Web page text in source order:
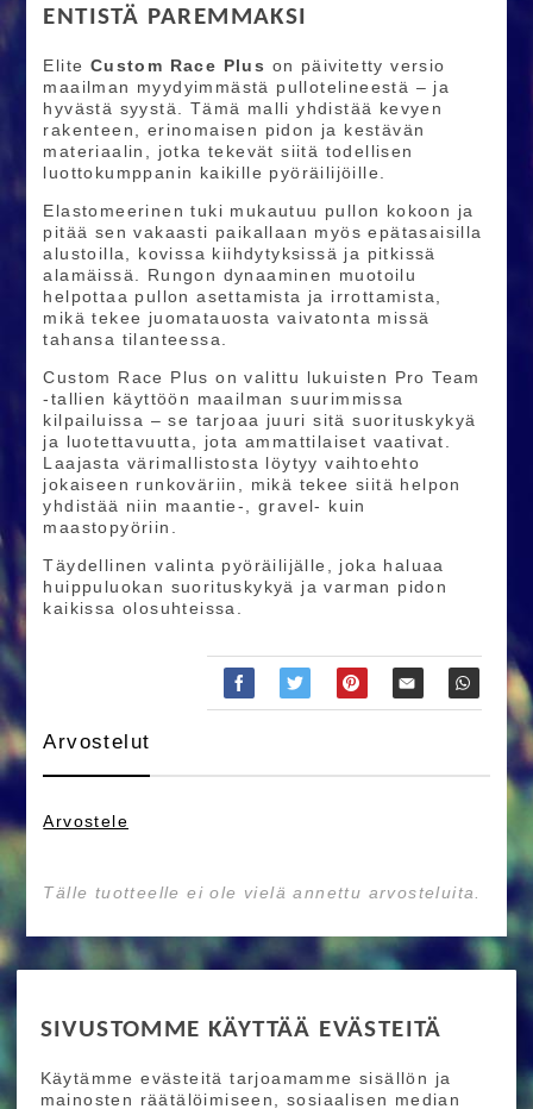
SIVUSTOMME KÄYTTÄÄ EVÄSTEITÄ
Käytämme evästeitä tarjoamamme sisällön ja
mainosten räätälöimiseen, sosiaalisen median
ENTISTÄ PAREMMAKSI
Elite Custom Race Plus on päivitetty versio
maailman myydyimmästä pullotelineestä – ja
hyvästä syystä. Tämä malli yhdistää kevyen
rakenteen, erinomaisen pidon ja kestävän
materiaalin, jotka tekevät siitä todellisen
luottokumppanin kaikille pyöräilijöille.
Elastomeerinen tuki mukautuu pullon kokoon ja
pitää sen vakaasti paikallaan myös epätasaisilla
alustoilla, kovissa kiihdytyksissä ja pitkissä
alamäissä. Rungon dynaaminen muotoilu
helpottaa pullon asettamista ja irrottamista,
mikä tekee juomatauosta vaivatonta missä
tahansa tilanteessa.
Custom Race Plus on valittu lukuisten Pro Team
-tallien käyttöön maailman suurimmissa
kilpailuissa – se tarjoaa juuri sitä suorituskykyä
ja luotettavuutta, jota ammattilaiset vaativat.
Laajasta väri­mallistosta löytyy vaihtoehto
jokaiseen runkoväriin, mikä tekee siitä helpon
yhdistää niin maantie-, gravel- kuin
maastopyöriin.
Täydellinen valinta pyöräilijälle, joka haluaa
huippuluokan suorituskykyä ja varman pidon
kaikissa olosuhteissa.
Arvostelut
Arvostele
Tälle tuotteelle ei ole vielä annettu arvosteluita.
Ride More – Pyöräkauppa ja pyörähuolto